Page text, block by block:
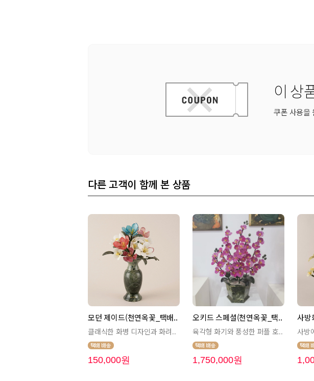
이 상
쿠폰 사용을
다른 고객이 함께 본 상품
모던 제이드(천연옥꽃_택배..
클래식한 화병 디자인과 화려..
150,000원
오키드 스페셜(천연옥꽃_택..
육각형 화기와 풍성한 퍼플 호..
1,750,000원
사방
사방